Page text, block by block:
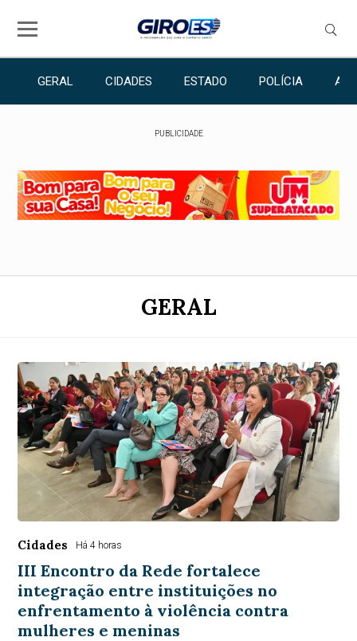
GERAL CIDADES ESTADO POLÍCIA
PUBLICIDADE
GERAL
Cidades Há 4 horas
III Encontro da Rede fortalece
integração entre instituições no
enfrentamento à violência contra
mulheres e meninas